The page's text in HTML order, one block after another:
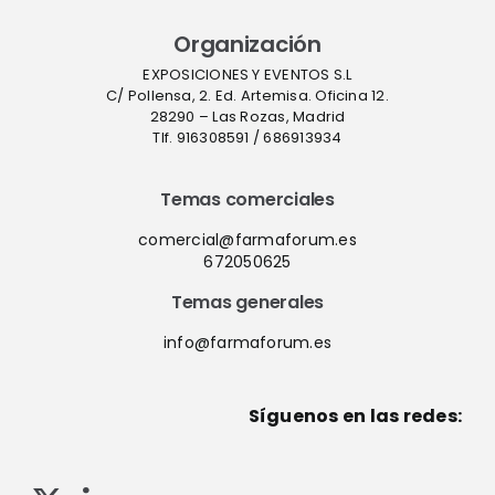
Organización
EXPOSICIONES Y EVENTOS S.L
C/ Pollensa, 2. Ed. Artemisa. Oficina 12.
28290 – Las Rozas, Madrid
Tlf. 916308591 / 686913934
Temas comerciales
comercial@farmaforum.es
672050625
Temas generales
info@farmaforum.es
Síguenos en las redes: